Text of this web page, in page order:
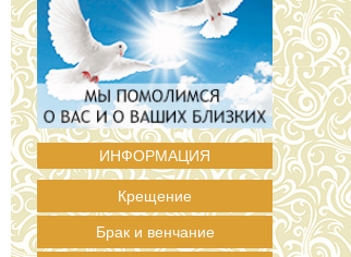
ИНФОРМАЦИЯ
Крещение
Брак и венчание